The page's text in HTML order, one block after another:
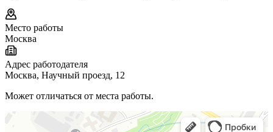
Место работы
Москва
Адрес работодателя
Москва, Научный проезд, 12
Может отличаться от места работы.